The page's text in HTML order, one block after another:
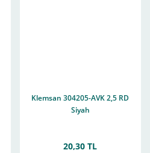
Klemsan 304205-AVK 2,5 RD
Siyah
20,30 TL